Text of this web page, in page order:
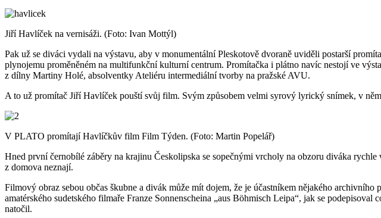
Jiří Havlíček na vernisáži. (Foto: Ivan Mottýl)
Pak už se diváci vydali na výstavu, aby v monumentální Pleskotově dvoraně uviděli postarší
plynojemu proměněném na multifunkční kulturní centrum. Promítačka i plátno navíc nestojí ve
z dílny Martiny Holé, absolventky Ateliéru intermediální tvorby na pražské AVU.
A to už promítač Jiří Havlíček pouští svůj film. Svým způsobem velmi syrový lyrický snímek, v
V PLATO promítají Havlíčkův film Film Týden. (Foto: Martin Popelář)
Hned první černobílé záběry na krajinu Českolipska se sopečnými vrcholy na obzoru diváka
z domova neznají.
Filmový obraz sebou občas škubne a divák může mít dojem, že je účastníkem nějakého
amatérského sudetského filmaře Franze Sonnenscheina „aus Böhmisch Leipa“, jak se
natočil.